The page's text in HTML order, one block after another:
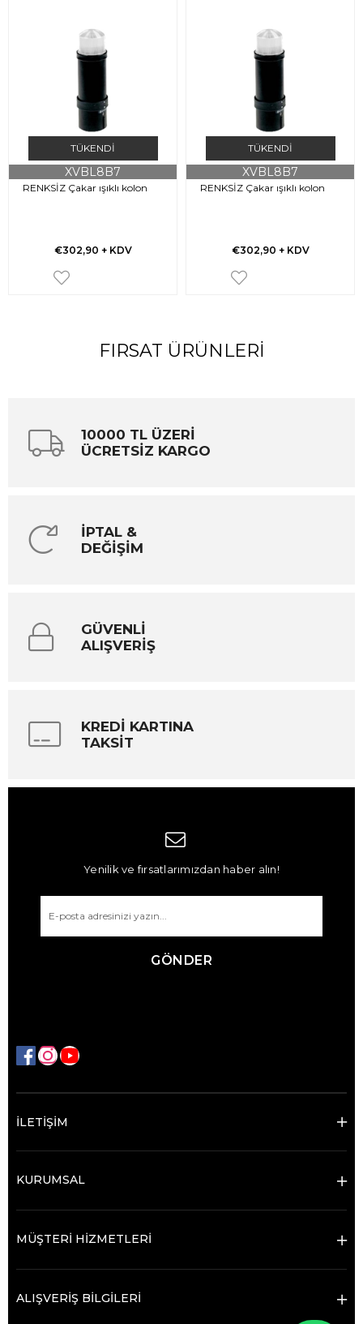
TÜKENDI
RENKSİZ Çakar ışıklı kolon
XVBL8B7
€302,90 + KDV
TÜKENDI
RENKSİZ Çakar ışıklı kolon
XVBL8B7
€302,90 + KDV
FIRSAT ÜRÜNLERI
10000 TL ÜZERİ
ÜCRETSİZ KARGO
İPTAL &
DEĞİŞİM
GÜVENLİ
ALIŞVERİŞ
KREDİ KARTINA
TAKSİT
Yenilik ve fırsatlarımızdan haber alın!
GÖNDER
İLETİŞİM
KURUMSAL
MÜŞTERİ HİZMETLERİ
ALIŞVERİŞ BİLGİLERİ